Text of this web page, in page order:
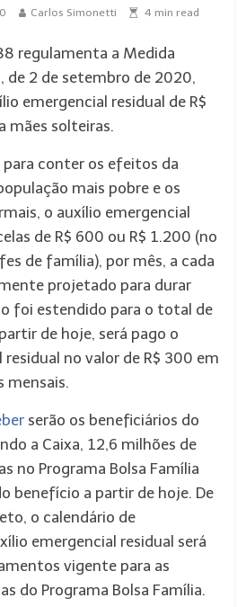
Carlos Simonetti 4 min read
regulamenta a Medida
de 2 de setembro de 2020,
emergencial residual de R$
mães solteiras.
conter os efeitos da
mais pobre e os
o auxílio emergencial
de R$ 600 ou R$ 1.200 (no
de família), por mês, a cada
projetado para durar
foi estendido para o total de
de hoje, será pago o
no valor de R$ 300 em
mensais.
serão os beneficiários do
a Caixa, 12,6 milhões de
no Programa Bolsa Família
benefício a partir de hoje. De
o calendário de
emergencial residual será
vigente para as
do Programa Bolsa Família.